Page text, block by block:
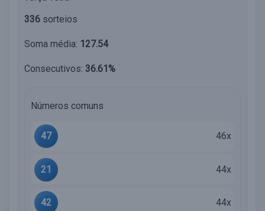
336 sorteios
Soma média: 127.54
Consecutivos: 36.61%
Números comuns
47 46x
21 44x
42 44x